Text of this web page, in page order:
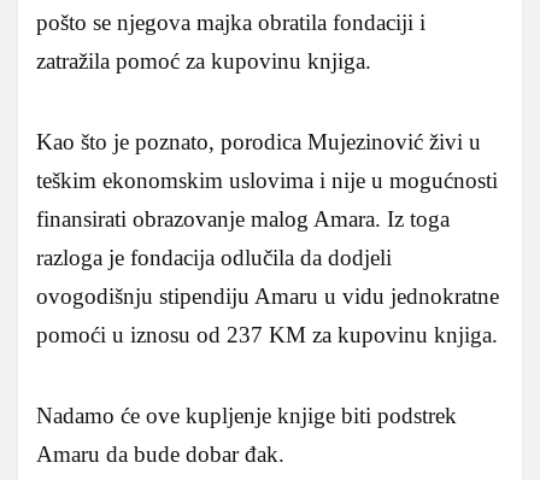
pošto se njegova majka obratila fondaciji i
zatražila pomoć za kupovinu knjiga.
Kao što je poznato, porodica Mujezinović živi u
teškim ekonomskim uslovima i nije u mogućnosti
finansirati obrazovanje malog Amara. Iz toga
razloga je fondacija odlučila da dodjeli
ovogodišnju stipendiju Amaru u vidu jednokratne
pomoći u iznosu od 237 KM za kupovinu knjiga.
Nadamo će ove kupljenje knjige biti podstrek
Amaru da bude dobar đak.